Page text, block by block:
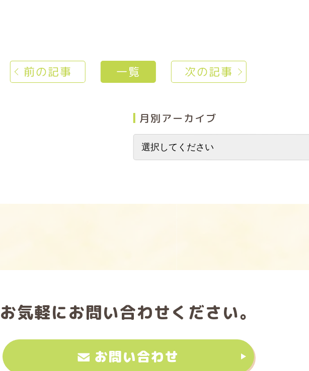
前の記事 一覧 次の記事
月別アーカイブ
お気軽にお問い合わせください。
お問い合わせ